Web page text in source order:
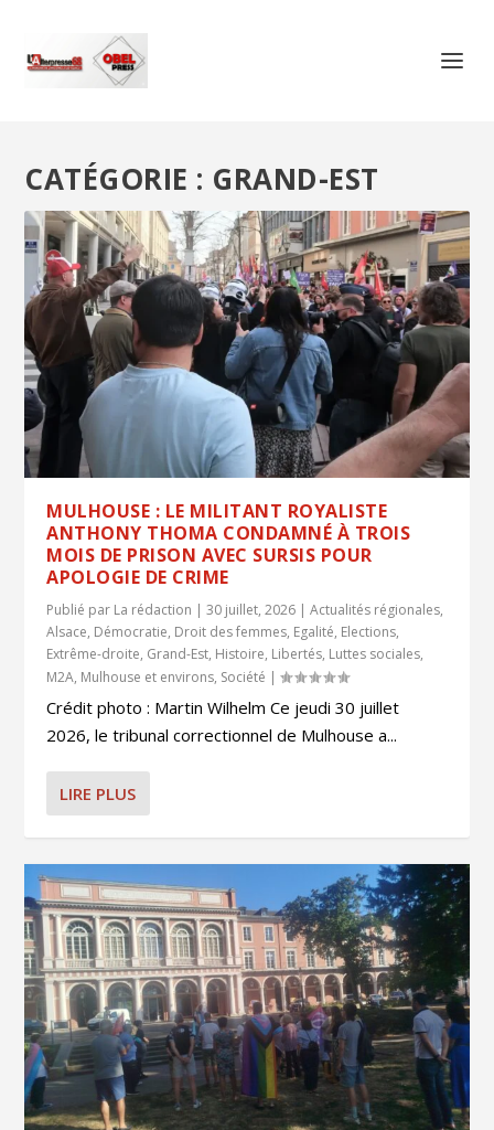
CATÉGORIE : GRAND-EST
MULHOUSE : LE MILITANT ROYALISTE
ANTHONY THOMA CONDAMNÉ À TROIS
MOIS DE PRISON AVEC SURSIS POUR
APOLOGIE DE CRIME
Publié par La rédaction |30 juillet, 2026 |Actualités régionales,
Alsace, Démocratie, Droit des femmes, Egalité, Elections,
Extrême-droite, Grand-Est, Histoire, Libertés, Luttes sociales,
M2A, Mulhouse et environs, Société |
Crédit photo : Martin Wilhelm Ce jeudi 30 juillet
2026, le tribunal correctionnel de Mulhouse a...
LIRE PLUS